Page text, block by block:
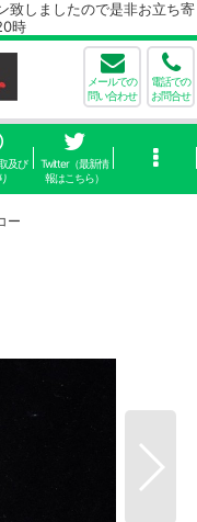
したので是非お立ち寄
時
メールでの
問い合わせ
電話での
お問合せ
及び
Twitter（最新情
報はこちら）
ー